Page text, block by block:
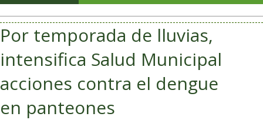
Por temporada de lluvias,
intensifica Salud Municipal
acciones contra el dengue
en panteones